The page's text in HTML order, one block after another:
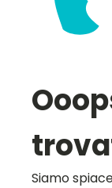
Siamo